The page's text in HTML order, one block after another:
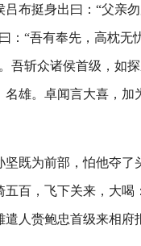
布挺身出曰：“父亲
：“吾有奉先，高枕无
吾斩众诸侯首级，如
雄。卓闻言大喜，
既为前部，怕他夺
百，飞下关来，大喝
人赍鲍忠首级来相府